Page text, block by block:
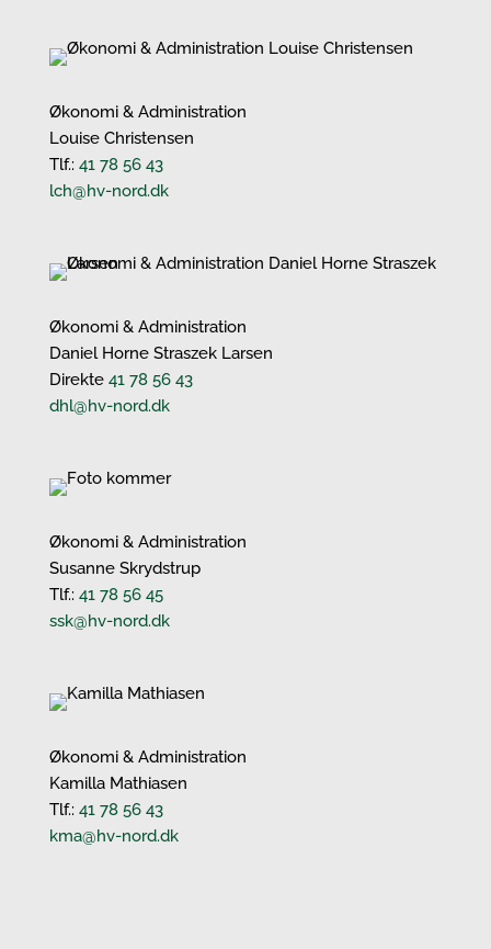
Økonomi & Administration
Louise Christensen
Tlf.: 41 78 56 43
lch@hv-nord.dk
Økonomi & Administration
Daniel Horne Straszek Larsen
Direkte 41 78 56 43
dhl@hv-nord.dk
Økonomi & Administration
Susanne Skrydstrup
Tlf.: 41 78 56 45
ssk@hv-nord.dk
Økonomi & Administration
Kamilla Mathiasen
Tlf.: 41 78 56 43
kma@hv-nord.dk